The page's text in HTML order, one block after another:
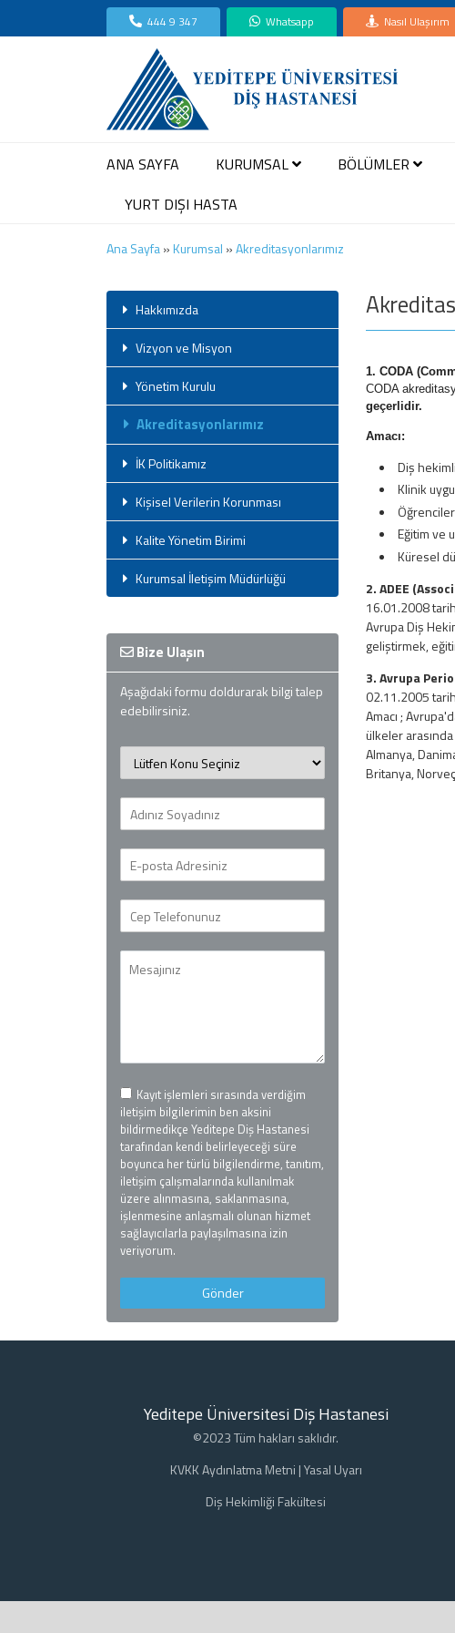
444 9 347 Whatsapp Nasıl Ulaşırım
ANA SAYFA KURUMSAL BÖLÜMLER
YURT DIŞI HASTA
Ana Sayfa»Kurumsal »Akreditasyonlarımız
Hakkımızda
Vizyon ve Misyon
Yönetim Kurulu
Akreditasyonlarımız
İK Politikamız
Kişisel Verilerin Korunması
Kalite Yönetim Birimi
Kurumsal İletişim Müdürlüğü
Bize Ulaşın
Aşağıdaki formu doldurarak bilgi talep
edebilirsiniz.
Kayıt işlemleri sırasında verdiğim
iletişim bilgilerimin ben aksini
bildirmedikçe Yeditepe Diş Hastanesi
tarafından kendi belirleyeceği süre
boyunca her türlü bilgilendirme, tanıtım,
iletişim çalışmalarında kullanılmak
üzere alınmasına, saklanmasına,
işlenmesine anlaşmalı olunan hizmet
sağlayıcılarla paylaşılmasına izin
veriyorum.
1. CODA
CODA
geçerlidir.
Amacı:
Diş
Klinik
Eğitim ve
Küresel
2. ADEE
16.01.2008
Avrupa Diş
geliştirmek,
3. Avrupa
02.11.2005
Amacı ;
ülkeler
Almanya,
Britanya,
Yeditepe Üniversitesi Diş Hastanesi
©2023 Tüm hakları saklıdır.
KVKK Aydınlatma Metni |Yasal Uyarı
Diş Hekimliği Fakültesi